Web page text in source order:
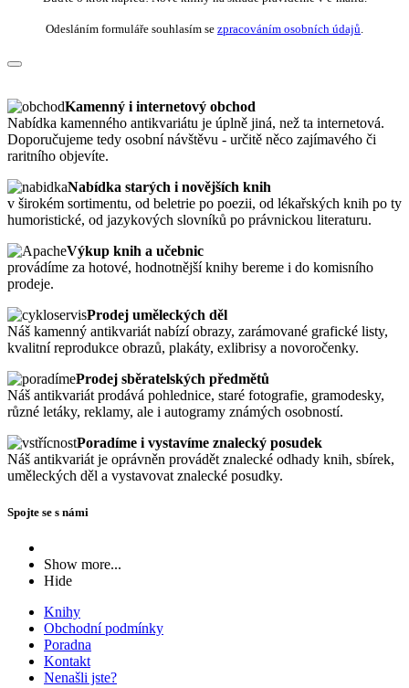
Odesláním formuláře souhlasím se zpracováním osobních údajů.
Kamenný i internetový obchod
Nabídka kamenného antikvariátu je úplně jiná, než ta internetová.
Doporučujeme tedy osobní návštěvu - určitě něco zajímavého či
raritního objevíte.
Nabídka starých i novějších knih
v širokém sortimentu, od beletrie po poezii, od lékařských knih po ty
humoristické, od jazykových slovníků po právnickou literaturu.
Výkup knih a učebnic
provádíme za hotové, hodnotnější knihy bereme i do komisního
prodeje.
Prodej uměleckých děl
Náš kamenný antikvariát nabízí obrazy, zarámované grafické listy,
kvalitní reprodukce obrazů, plakáty, exlibrisy a novoročenky.
Prodej sběratelských předmětů
Náš antikvariát prodává pohlednice, staré fotografie, gramodesky,
různé letáky, reklamy, ale i autogramy známých osobností.
Poradíme i vystavíme znalecký posudek
Náš antikvariát je oprávněn provádět znalecké odhady knih, sbírek,
uměleckých děl a vystavovat znalecké posudky.
Spojte se s námi
Show more...
Hide
Knihy
Obchodní podmínky
Poradna
Kontakt
Nenašli jste?